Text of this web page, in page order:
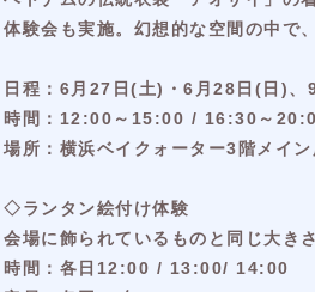
体験会も実施。幻想的な空間の中で
日程：6月27日(土)・6月28日(日)
時間：12:00～15:00 / 16:30～
場所：横浜ベイクォーター3階メイ
◇ランタン絵付け体験
会場に飾られているものと同じ大き
時間：各日12:00 / 13:00/ 14:00